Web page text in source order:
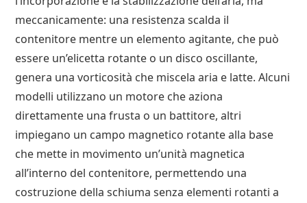
meccanicamente: una resistenza scalda il
contenitore mentre un elemento agitante, che può
essere un’elicetta rotante o un disco oscillante,
genera una vorticosità che miscela aria e latte. Alcuni
modelli utilizzano un motore che aziona
direttamente una frusta o un battitore, altri
impiegano un campo magnetico rotante alla base
che mette in movimento un’unità magnetica
all’interno del contenitore, permettendo una
costruzione della schiuma senza elementi rotanti a